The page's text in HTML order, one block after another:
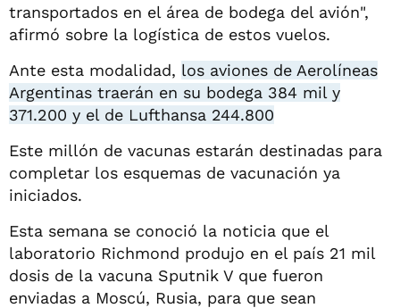
transportados en el área de bodega del avión",
afirmó sobre la logística de estos vuelos.
Ante esta modalidad, los aviones de Aerolíneas
Argentinas traerán en su bodega 384 mil y
371.200 y el de Lufthansa 244.800
Este millón de vacunas estarán destinadas para
completar los esquemas de vacunación ya
iniciados.
Esta semana se conoció la noticia que el
laboratorio Richmond produjo en el país 21 mil
dosis de la vacuna Sputnik V que fueron
enviadas a Moscú, Rusia, para que sean